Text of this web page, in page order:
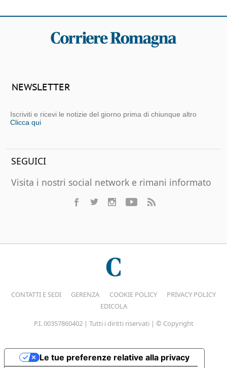
NEWSLETTER
Iscriviti e ricevi le notizie del giorno prima di chiunque altro
Clicca qui
SEGUICI
Visita i nostri social network e rimani informato
CONTATTI E SEDI GERENZA COOKIE POLICY
PRIVACY POLICY
EDICOLA
P.I. 00357860402 | Tutti i diritti riservati | © Copyright
Le tue preferenze relative alla privacy